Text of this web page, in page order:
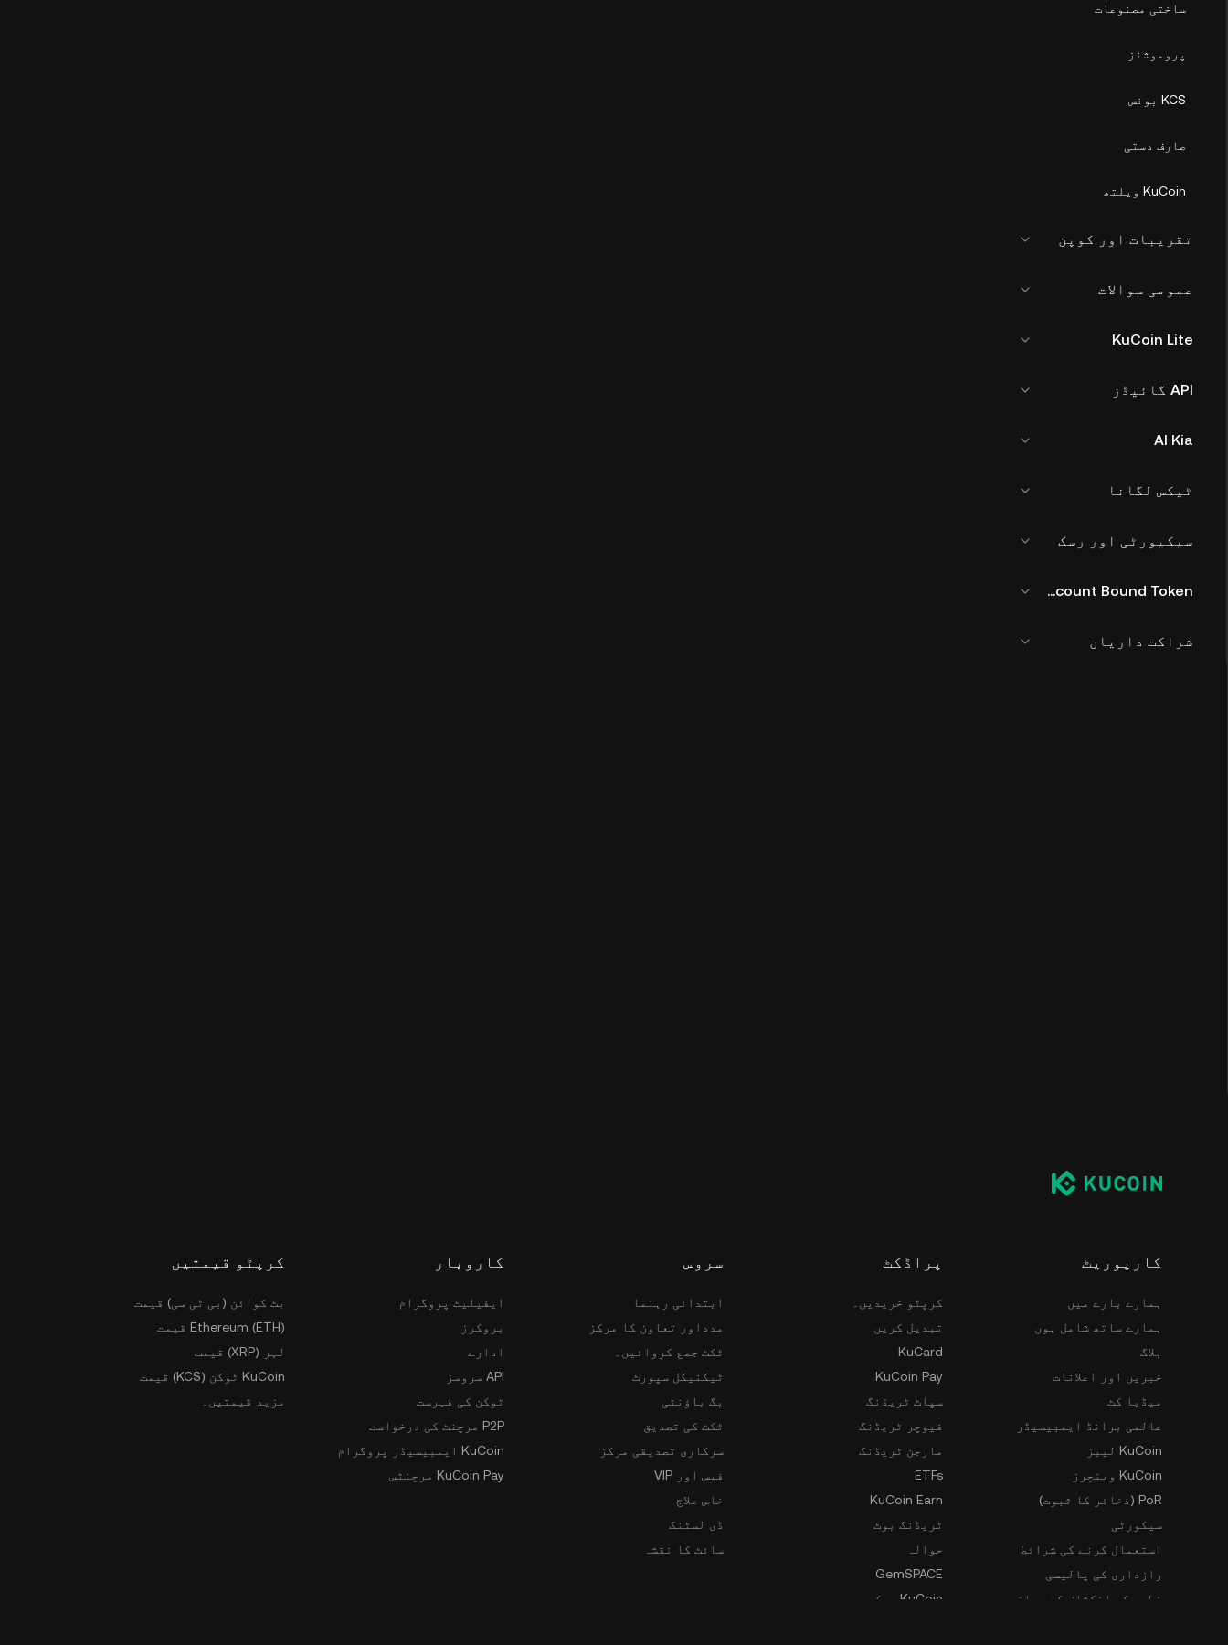
ساختی مصنوعات
پروموشنز
KCS بونس
صارف دستی
KuCoin ویلتھ
تقریبات اور کوپن
عمومی سوالات
KuCoin Lite
API گائیڈز
AI Kia
ٹیکس لگانا
سیکیورٹی اور رسک
KuCoin Account Bound Token
شراکت داریاں
کارپوریٹ
ہمارے بارے میں
ہمارے ساتھ شامل ہوں
بلاگ
خبریں اور اعلانات
میڈیا کٹ
عالمی برانڈ ایمبیسیڈر
KuCoin لیبز
KuCoin وینچرز
PoR (ذخائر کا ثبوت)
سیکورٹی
استعمال کرنے کی شرائط
رازداری کی پالیسی
خطرے کے انکشاف کا بیان
پراڈکٹ
کرپٹو خریدیں۔
تبدیل کریں
KuCard
KuCoin Pay
سپاٹ ٹریڈنگ
فیوچر ٹریڈنگ
مارجن ٹریڈنگ
ETFs
KuCoin Earn
ٹریڈنگ بوٹ
حوالہ
GemSPACE
KuCoin سیکھیں۔
سروس
ابتدائی رہنما
مدداور تعاون کا مرکز
ٹکٹ جمع کروائیں۔
ٹیکنیکل سپورٹ
بگ باؤنٹی
ٹکٹ کی تصدیق
سرکاری تصدیقی مرکز
فیس اور VIP
خاص علاج
ڈی لسٹنگ
سائٹ کا نقشہ
کاروبار
ایفیلیٹ پروگرام
بروکرز
ادارے
API سروسز
ٹوکن کی فہرست
P2P مرچنٹ کی درخواست
KuCoin ایمبیسیڈر پروگرام
KuCoin Pay مرچنٹس
کرپٹو قیمتیں
بٹ کوائن (بی ٹی سی) قیمت
Ethereum (ETH) قیمت
لہر (XRP) قیمت
KuCoin ٹوکن (KCS) قیمت
مزید قیمتیں۔